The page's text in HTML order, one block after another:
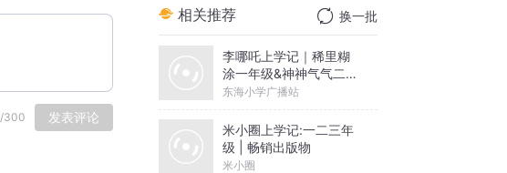
/300 发表评论
相关推荐 换一批
李哪吒上学记｜稀里糊
涂一年级&神神气气二年
级
东海小学广播站
米小圈上学记:一二三年
级 | 畅销出版物
米小圈